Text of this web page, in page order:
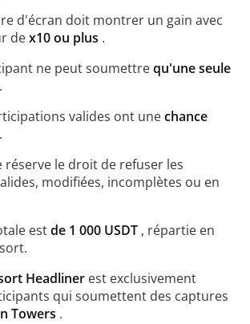
d'écran doit montrer un gain avec
dex10 ou plus .
ne peut soumettrequ'une seule
valides ont unechance
réserve le droit de refuser les
modifiées, incomplètes ou en
estde 1 000 USDT , répartie en
Headliner est exclusivement
qui soumettent des captures
Towers .